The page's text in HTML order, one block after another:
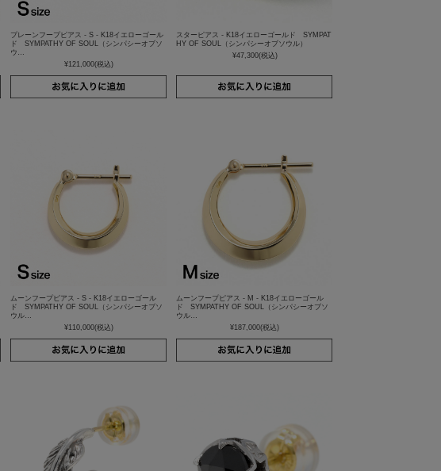
プレーンフープピアス - S - K18イエローゴール
ド SYMPATHY OF SOUL（シンパシーオブソ
ウ…
¥121,000(税込)
スターピアス - K18イエローゴールド SYMPAT
HY OF SOUL（シンパシーオブソウル）
¥47,300(税込)
ムーンフープピアス - S - K18イエローゴール
ド SYMPATHY OF SOUL（シンパシーオブソ
ウル…
¥110,000(税込)
ムーンフープピアス - M - K18イエローゴール
ド SYMPATHY OF SOUL（シンパシーオブソ
ウル…
¥187,000(税込)